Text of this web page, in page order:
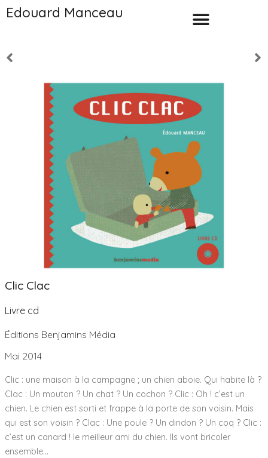
Edouard Manceau
Clic Clac
Livre cd
Éditions Benjamins Média
Mai 2014
Clic : une maison à la campagne ; un chien aboie. Qui habite là ?
Clac : Un mouton ? Un chat ? Un cochon ? Clic : Oh ! c’est un
chien. Le chien est sorti et frappe à la porte de son voisin. Mais
qui est son voisin ? Clac : Une poule ? Un dindon ? Un coq ? Clic :
c’est un canard ! le meilleur ami du chien. Ils vont bricoler
ensemble…